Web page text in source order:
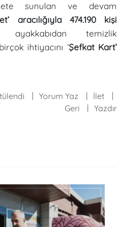
sunulan ve devam
aracılığıyla 474.190 kişi
ayakkabıdan temizlik
ihtiyacını ’Şefkat Kart’
Yorum Yaz
İlet
Geri
Yazdır